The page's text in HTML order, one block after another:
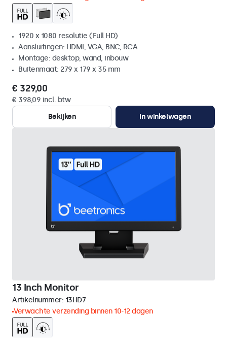
1920 x 1080 resolutie (Full HD)
Aansluitingen: HDMI, VGA, BNC, RCA
Montage: desktop, wand, inbouw
Buitenmaat: 279 x 179 x 35 mm
€ 329,00
€ 398,09 incl. btw
Bekijken
In winkelwagen
13 Inch Monitor
Artikelnummer: 13HD7
Verwachte verzending binnen 10-12 dagen